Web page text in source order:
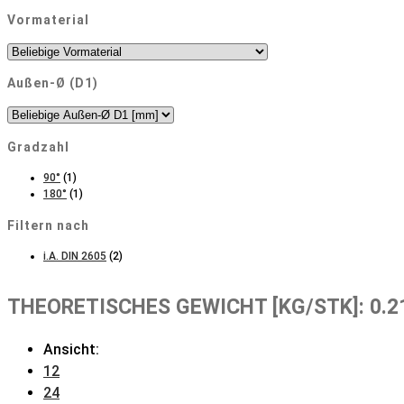
Vormaterial
Außen-Ø (D1)
Gradzahl
90° (1)
180° (1)
Filtern nach
i.A. DIN 2605 (2)
THEORETISCHES GEWICHT [KG/STK]:
Ansicht:
12
24